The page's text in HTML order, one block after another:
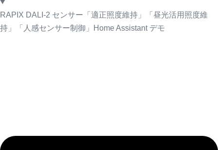
RAPIX DALI-2 センサー「適正照度維持」「昼光活用照度維
持」「人感センサー制御」Home Assistant デモ